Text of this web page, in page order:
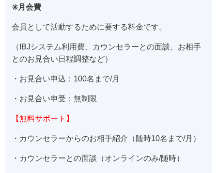
✳️月会費
会員として活動するために要する料金です。
（IBJシステム利用費、カウンセラーとの面談、お相手
とのお見合い日程調整など）
・お見合い申込：100名まで/月
・お見合い申受：無制限
【無料サポート】
・カウンセラーからのお相手紹介（随時10名まで/月）
・カウンセラーとの面談（オンラインのみ/随時）